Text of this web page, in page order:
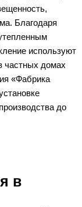
Благодаря
используют
частных домах
«Фабрика
до
в